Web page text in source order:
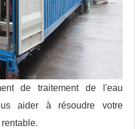
de traitement de l'eau
aider à résoudre votre